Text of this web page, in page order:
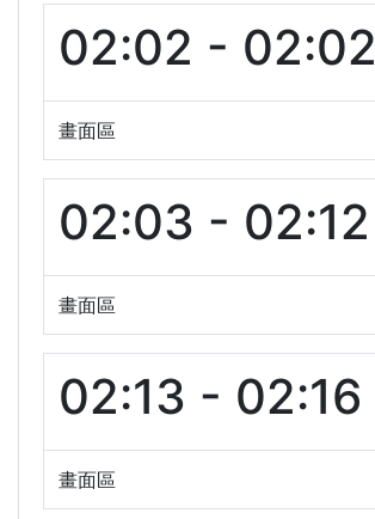
02:02 - 02:02
畫面區
02:03 - 02:12
畫面區
02:13 - 02:16
畫面區